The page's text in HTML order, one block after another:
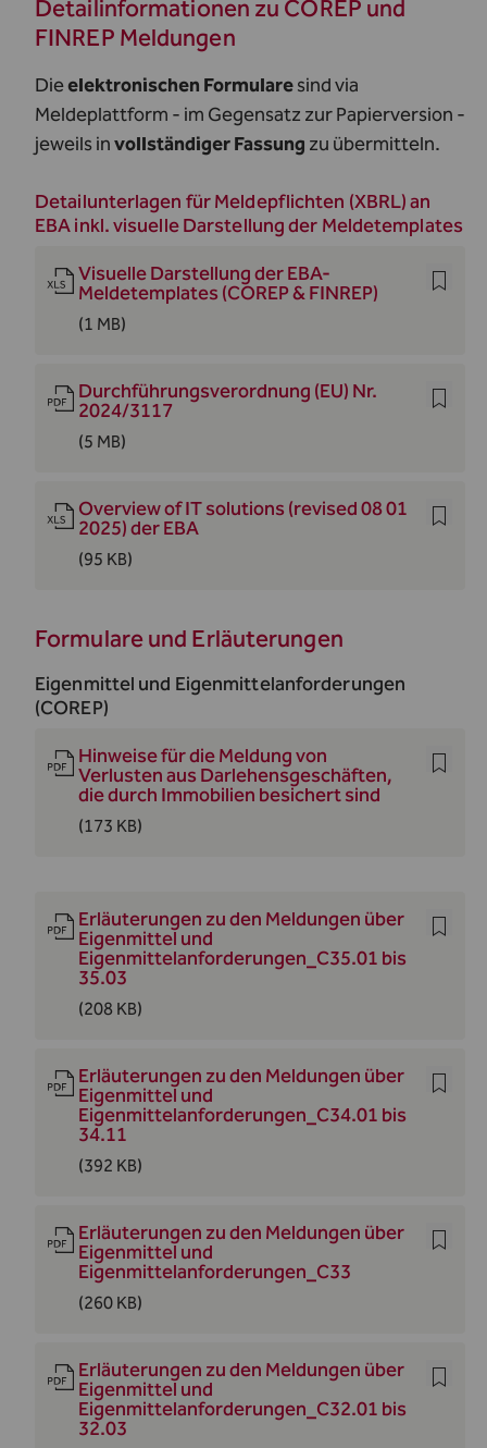
Detailinformationen zu COREP und
FINREP Meldungen
Dieelektronischen Formularesind via
Meldeplattform - im Gegensatz zur Papierversion -
jeweils invollständiger Fassung zu übermitteln.
Detailunterlagen für Meldepflichten (XBRL) an
EBA inkl. visuelle Darstellung der Meldetemplates
Visuelle Darstellung der EBA-
Meldetemplates (COREP & FINREP)
(1 MB)
Durchführungsverordnung (EU) Nr.
2024/3117
(5 MB)
Overview of IT solutions (revised 08 01
2025) der EBA
(95 KB)
Formulare und Erläuterungen
Eigenmittel und Eigenmittelanforderungen
(COREP)
Hinweise für die Meldung von
Verlusten aus Darlehensgeschäften,
die durch Immobilien besichert sind
(173 KB)
Erläuterungen zu den Meldungen über
Eigenmittel und
Eigenmittelanforderungen_C35.01 bis
35.03
(208 KB)
Erläuterungen zu den Meldungen über
Eigenmittel und
Eigenmittelanforderungen_C34.01 bis
34.11
(392 KB)
Erläuterungen zu den Meldungen über
Eigenmittel und
Eigenmittelanforderungen_C33
(260 KB)
Erläuterungen zu den Meldungen über
Eigenmittel und
Eigenmittelanforderungen_C32.01 bis
32.03